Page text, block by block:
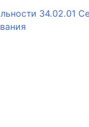
34.02.01